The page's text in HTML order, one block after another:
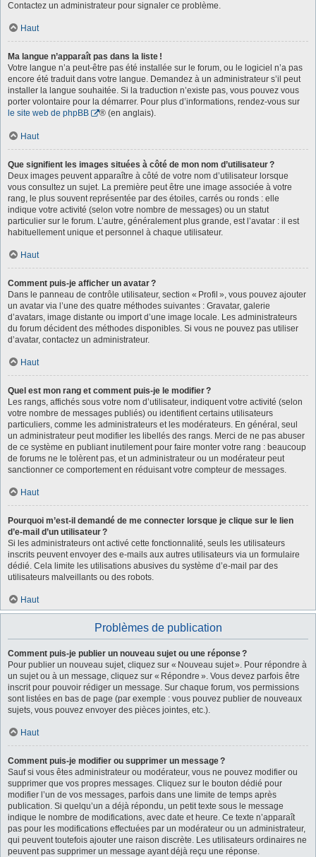
Contactez un administrateur pour signaler ce problème.
Haut
Ma langue n’apparaît pas dans la liste !
Votre langue n’a peut-être pas été installée sur le forum, ou le logiciel n’a pas
encore été traduit dans votre langue. Demandez à un administrateur s’il peut
installer la langue souhaitée. Si la traduction n’existe pas, vous pouvez vous
porter volontaire pour la démarrer. Pour plus d’informations, rendez-vous sur
le site web de phpBB
® (en anglais).
Haut
Que signifient les images situées à côté de mon nom d’utilisateur ?
Deux images peuvent apparaître à côté de votre nom d’utilisateur lorsque
vous consultez un sujet. La première peut être une image associée à votre
rang, le plus souvent représentée par des étoiles, carrés ou ronds : elle
indique votre activité (selon votre nombre de messages) ou un statut
particulier sur le forum. L’autre, généralement plus grande, est l’avatar : il est
habituellement unique et personnel à chaque utilisateur.
Haut
Comment puis-je afficher un avatar ?
Dans le panneau de contrôle utilisateur, section « Profil », vous pouvez ajouter
un avatar via l’une des quatre méthodes suivantes : Gravatar, galerie
d’avatars, image distante ou import d’une image locale. Les administrateurs
du forum décident des méthodes disponibles. Si vous ne pouvez pas utiliser
d’avatar, contactez un administrateur.
Haut
Quel est mon rang et comment puis-je le modifier ?
Les rangs, affichés sous votre nom d’utilisateur, indiquent votre activité (selon
votre nombre de messages publiés) ou identifient certains utilisateurs
particuliers, comme les administrateurs et les modérateurs. En général, seul
un administrateur peut modifier les libellés des rangs. Merci de ne pas abuser
de ce système en publiant inutilement pour faire monter votre rang : beaucoup
de forums ne le tolèrent pas, et un administrateur ou un modérateur peut
sanctionner ce comportement en réduisant votre compteur de messages.
Haut
Pourquoi m’est-il demandé de me connecter lorsque je clique sur le lien
d’e-mail d’un utilisateur ?
Si les administrateurs ont activé cette fonctionnalité, seuls les utilisateurs
inscrits peuvent envoyer des e-mails aux autres utilisateurs via un formulaire
dédié. Cela limite les utilisations abusives du système d’e-mail par des
utilisateurs malveillants ou des robots.
Haut
Problèmes de publication
Comment puis-je publier un nouveau sujet ou une réponse ?
Pour publier un nouveau sujet, cliquez sur « Nouveau sujet ». Pour répondre à
un sujet ou à un message, cliquez sur « Répondre ». Vous devez parfois être
inscrit pour pouvoir rédiger un message. Sur chaque forum, vos permissions
sont listées en bas de page (par exemple : vous pouvez publier de nouveaux
sujets, vous pouvez envoyer des pièces jointes, etc.).
Haut
Comment puis-je modifier ou supprimer un message ?
Sauf si vous êtes administrateur ou modérateur, vous ne pouvez modifier ou
supprimer que vos propres messages. Cliquez sur le bouton dédié pour
modifier l’un de vos messages, parfois dans une limite de temps après
publication. Si quelqu’un a déjà répondu, un petit texte sous le message
indique le nombre de modifications, avec date et heure. Ce texte n’apparaît
pas pour les modifications effectuées par un modérateur ou un administrateur,
qui peuvent toutefois ajouter une raison discrète. Les utilisateurs ordinaires ne
peuvent pas supprimer un message ayant déjà reçu une réponse.